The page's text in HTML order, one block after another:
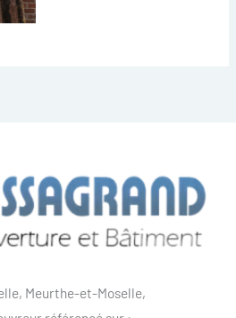
Meurthe-et-Moselle,